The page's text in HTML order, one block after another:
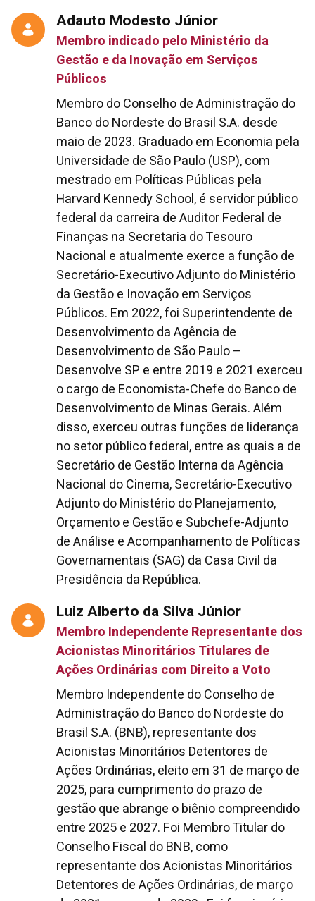
Adauto Modesto Júnior
Membro indicado pelo Ministério da
Gestão e da Inovação em Serviços
Públicos
Membro do Conselho de Administração do
Banco do Nordeste do Brasil S.A. desde
maio de 2023. Graduado em Economia pela
Universidade de São Paulo (USP), com
mestrado em Políticas Públicas pela
Harvard Kennedy School, é servidor público
federal da carreira de Auditor Federal de
Finanças na Secretaria do Tesouro
Nacional e atualmente exerce a função de
Secretário-Executivo Adjunto do Ministério
da Gestão e Inovação em Serviços
Públicos. Em 2022, foi Superintendente de
Desenvolvimento da Agência de
Desenvolvimento de São Paulo –
Desenvolve SP e entre 2019 e 2021 exerceu
o cargo de Economista-Chefe do Banco de
Desenvolvimento de Minas Gerais. Além
disso, exerceu outras funções de liderança
no setor público federal, entre as quais a de
Secretário de Gestão Interna da Agência
Nacional do Cinema, Secretário-Executivo
Adjunto do Ministério do Planejamento,
Orçamento e Gestão e Subchefe-Adjunto
de Análise e Acompanhamento de Políticas
Governamentais (SAG) da Casa Civil da
Presidência da República.
Luiz Alberto da Silva Júnior
Membro Independente Representante dos
Acionistas Minoritários Titulares de
Ações Ordinárias com Direito a Voto
Membro Independente do Conselho de
Administração do Banco do Nordeste do
Brasil S.A. (BNB), representante dos
Acionistas Minoritários Detentores de
Ações Ordinárias, eleito em 31 de março de
2025, para cumprimento do prazo de
gestão que abrange o biênio compreendido
entre 2025 e 2027. Foi Membro Titular do
Conselho Fiscal do BNB, como
representante dos Acionistas Minoritários
Detentores de Ações Ordinárias, de março